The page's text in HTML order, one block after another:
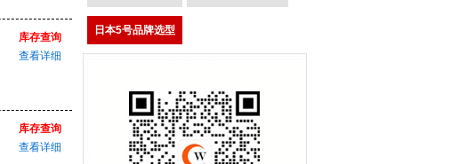
库存查询
查看详细
库存查询
查看详细
日本5号品牌选型